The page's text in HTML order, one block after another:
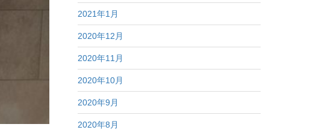
2021年1月
2020年12月
2020年11月
2020年10月
2020年9月
2020年8月